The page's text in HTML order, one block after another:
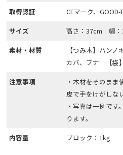
取得認証
CEマーク、GOOD-
サイズ
高さ：37cm 幅
素材・材質
【つみ木】ハンノ
カバ、ブナ 【袋
注意事項
・木材をそのまま
皮で手をけがしな
・写真は一例です
ります。
内容量
ブロック：1kg